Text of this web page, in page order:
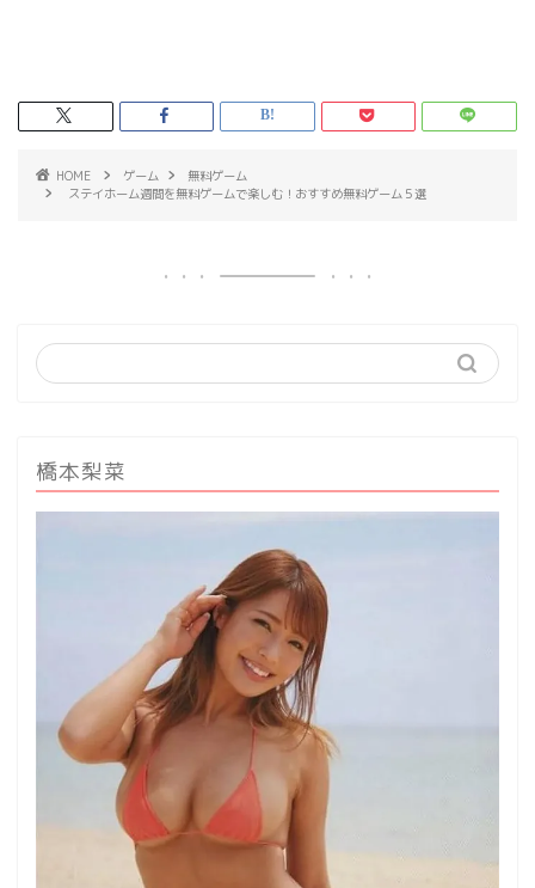
HOME ゲーム
無料ゲーム
ステイホーム週間を無料ゲームで楽しむ！おすすめ無料ゲーム５選
橋本梨菜